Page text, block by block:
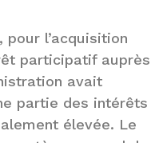
pour l’acquisition
participatif auprès
avait
partie des intérêts
élevée. Le